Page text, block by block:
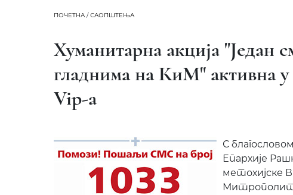
ПОЧЕТНА/САОПШТЕЊА
Хуманитарна акција "Један
гладнима на КиМ" активна
Vip-а
С
Епархије
метохијске